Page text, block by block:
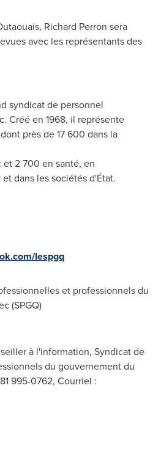
Richard Perron sera
avec les représentants des
syndicat de personnel
Créé en 1968, il représente
près de 17 600 dans la
2 700 en santé, en
dans les sociétés d'État.
lespgq
et professionnels du
(SPGQ)
à l'information, Syndicat de
du gouvernement du
995-0762, Courriel :